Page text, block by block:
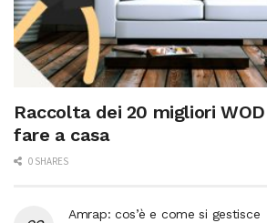
Raccolta dei 20 migliori
fare a casa
0 SHARES
Amrap: cos’è e come si gestisce